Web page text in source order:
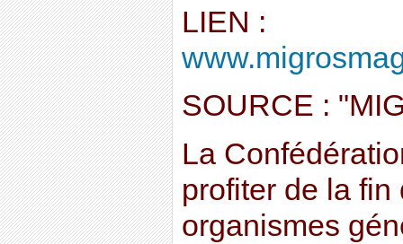
LIEN :
SOURCE :
La
profiter de la
organismes